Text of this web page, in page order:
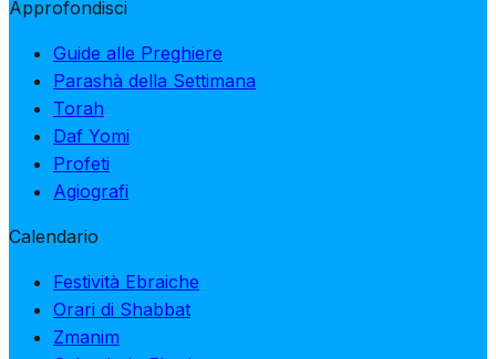
Approfondisci
Guide alle Preghiere
Parashà della Settimana
Torah
Daf Yomi
Profeti
Agiografi
Calendario
Festività Ebraiche
Orari di Shabbat
Zmanim